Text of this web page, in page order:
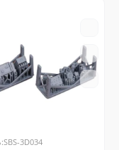
3D034